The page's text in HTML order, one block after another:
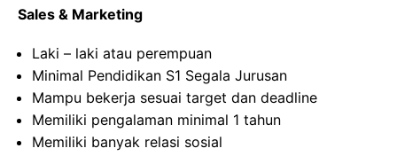
Sales & Marketing
Laki – laki atau perempuan
Minimal Pendidikan S1 Segala Jurusan
Mampu bekerja sesuai target dan deadline
Memiliki pengalaman minimal 1 tahun
Memiliki banyak relasi sosial